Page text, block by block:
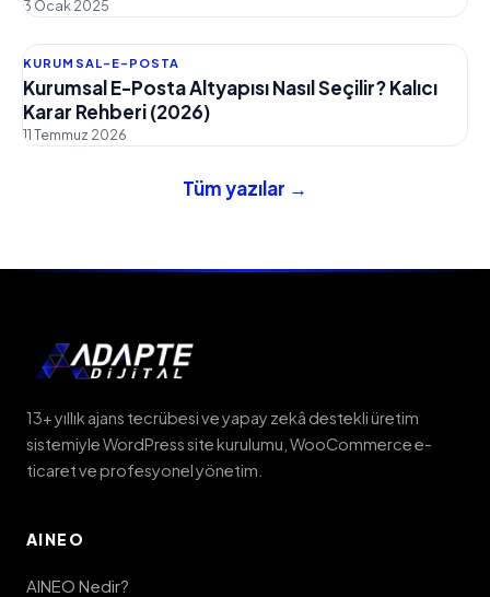
3 Ocak 2025
KURUMSAL-E-POSTA
Kurumsal E-Posta Altyapısı Nasıl Seçilir? Kalıcı
Karar Rehberi (2026)
11 Temmuz 2026
Tüm yazılar →
13+ yıllık ajans tecrübesi ve yapay zekâ destekli üretim
sistemiyle WordPress site kurulumu, WooCommerce e-
ticaret ve profesyonel yönetim.
AINEO
AINEO Nedir?